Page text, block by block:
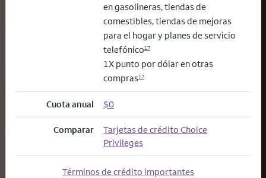
en gasolineras, tiendas de
comestibles, tiendas de mejoras
para el hogar y planes de servicio
telefónico17
1X punto por dólar en otras
compras17
Cuota anual $0
Comparar
Tarjetas de crédito Choice
Privileges
Términos de crédito importantes